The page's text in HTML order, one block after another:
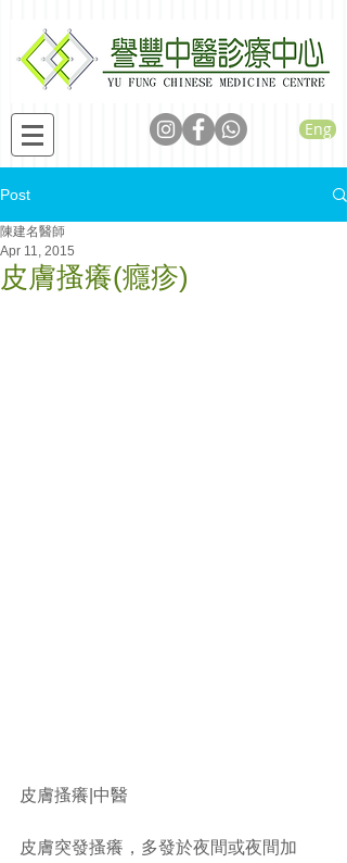
Eng
Post
皮膚搔癢(癮疹)
陳建名醫師
Apr 11, 2015
皮膚搔癢|中醫
皮膚突發搔癢，多發於夜間或夜間加